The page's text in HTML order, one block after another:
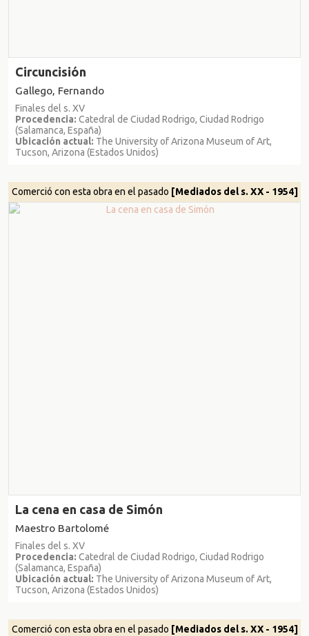
Circuncisión
Gallego, Fernando
Finales del s. XV
Procedencia: Catedral de Ciudad Rodrigo, Ciudad Rodrigo
(Salamanca, España)
Ubicación actual: The University of Arizona Museum of Art,
Tucson, Arizona (Estados Unidos)
Comerció con esta obra en el pasado [Mediados del s. XX - 1954]
La cena en casa de Simón
Maestro Bartolomé
Finales del s. XV
Procedencia: Catedral de Ciudad Rodrigo, Ciudad Rodrigo
(Salamanca, España)
Ubicación actual: The University of Arizona Museum of Art,
Tucson, Arizona (Estados Unidos)
Comerció con esta obra en el pasado [Mediados del s. XX - 1954]